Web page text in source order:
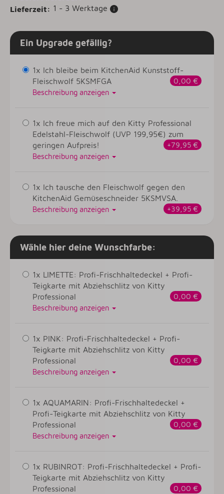
Lieferzeit: 1 - 3 Werktage
Ein Upgrade gefällig?
1x Ich bleibe beim KitchenAid Kunststoff-
Fleischwolf 5KSMFGA
0,00 €
Beschreibung anzeigen
1x Ich freue mich auf den Kitty Professional
Edelstahl-Fleischwolf (UVP 199,95€) zum
geringen Aufpreis!
+79,95 €
Beschreibung anzeigen
1x Ich tausche den Fleischwolf gegen den
KitchenAid Gemüseschneider 5KSMVSA.
+39,95 €
Beschreibung anzeigen
Wähle hier deine Wunschfarbe:
1x LIMETTE: Profi-Frischhaltedeckel + Profi-
Teigkarte mit Abziehschlitz von Kitty
Professional
0,00 €
Beschreibung anzeigen
1x PINK: Profi-Frischhaltedeckel + Profi-
Teigkarte mit Abziehschlitz von Kitty
Professional
0,00 €
Beschreibung anzeigen
1x AQUAMARIN: Profi-Frischhaltedeckel +
Profi-Teigkarte mit Abziehschlitz von Kitty
Professional
0,00 €
Beschreibung anzeigen
1x RUBINROT: Profi-Frischhaltedeckel + Profi-
Teigkarte mit Abziehschlitz von Kitty
Professional
0,00 €